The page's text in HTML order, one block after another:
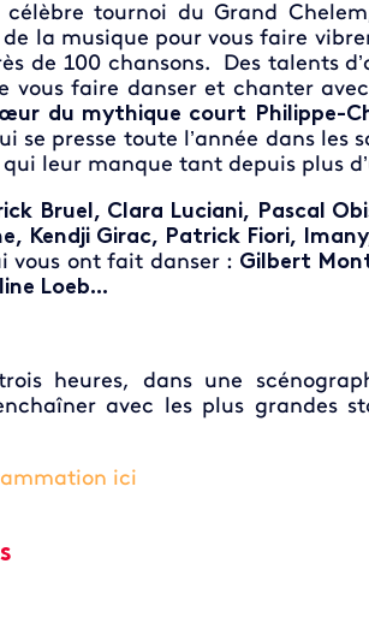
tournoi du Grand
la musique pour vous faire
de 100 chansons. Des talents
vous faire danser et chanter
du mythique court Philippe-
se presse toute l’année dans les
leur manque tant depuis plus
Bruel, Clara Luciani, Pascal
Kendji Girac, Patrick Fiori,
vous ont fait danser : Gilbert
Loeb...
heures, dans une
avec les plus grandes
ici